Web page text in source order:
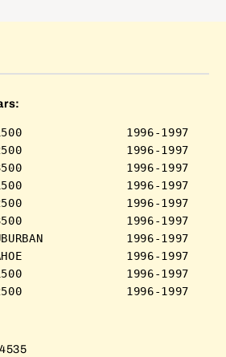
1996-1997
1996-1997
1996-1997
1996-1997
1996-1997
1996-1997
1996-1997
1996-1997
1996-1997